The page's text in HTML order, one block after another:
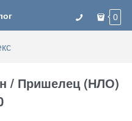
0
/ Пришелец (НЛО)